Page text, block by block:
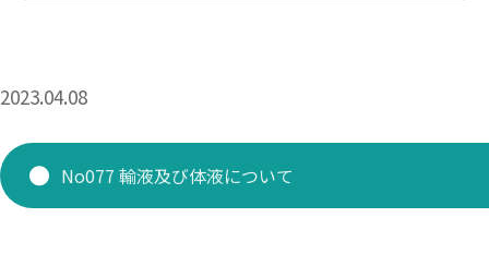
求人情報
2023.04.08
No077 輸液及び体液について